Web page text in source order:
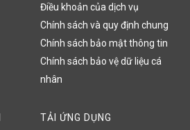
Điều khoản của dịch vụ
Chính sách và quy định chung
Chính sách bảo mật thông tin
Chính sách bảo vệ dữ liệu cá
nhân
TẢI ỨNG DỤNG